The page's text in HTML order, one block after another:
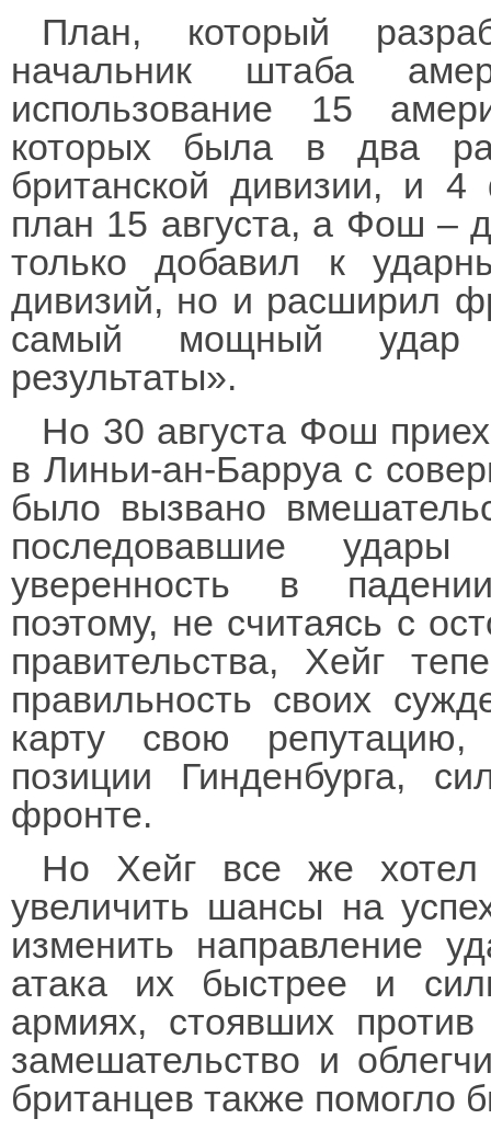
План, который
начальник штаба
использование 15
которых была в два
британской дивизии, и
план 15 августа, а Фош –
только добавил к
дивизий, но и расширил
самый мощный удар
результаты».
Но 30 августа Фош
в Линьи-ан-Барруа с
было вызвано
последовавшие
уверенность в
поэтому, не считаясь с
правительства, Хейг
правильность своих
карту свою репутацию,
позиции Гинденбурга,
фронте.
Но Хейг все же хотел
увеличить шансы на
изменить направление
атака их быстрее и
армиях, стоявших
замешательство и
британцев также помогло